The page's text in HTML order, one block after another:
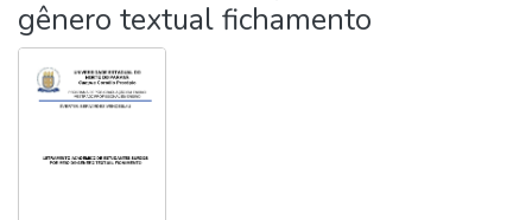
gênero textual fichamento